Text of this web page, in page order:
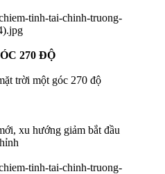
270 ĐỘ
trời một góc 270 độ
xu hướng giảm bắt đầu